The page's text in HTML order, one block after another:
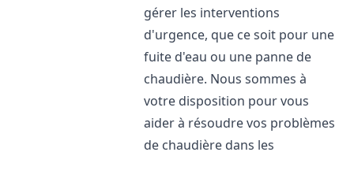
gérer les interventions
d'urgence, que ce soit pour une
fuite d'eau ou une panne de
chaudière. Nous sommes à
votre disposition pour vous
aider à résoudre vos problèmes
de chaudière dans les